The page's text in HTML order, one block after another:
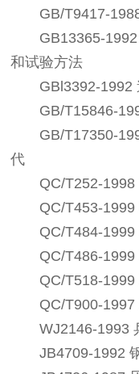
GB/T9417-1988
GB13365-1992
和试验方法
GBl3392-1992
GB/T15846-
GB/T17350-
代
QC/T252-1998
QC/T453-1999
QC/T484-1999
QC/T486-1999
QC/T518-1999
QC/T900-1997
WJ2146-1993
JB4709-1992 钢